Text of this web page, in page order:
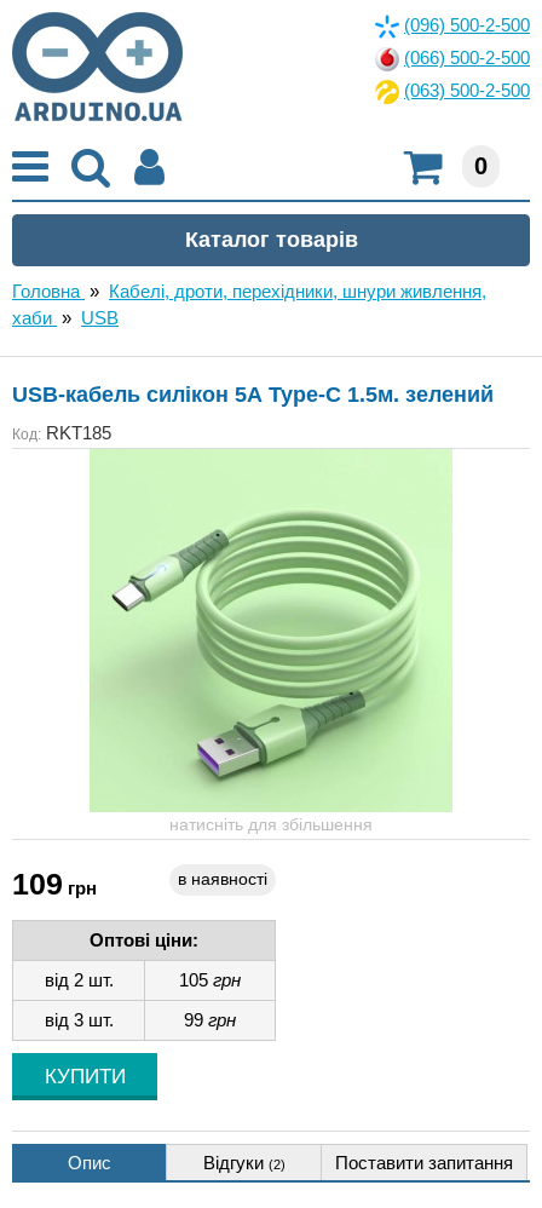
(096) 500-2-500
(066) 500-2-500
(063) 500-2-500
0
Головна » Кабелі, дроти, перехідники, шнури живлення,
хаби » USB
USB-кабель силікон 5А Type-C 1.5м. зелений
Код: RKT185
натисніть для збільшення
109 грн в наявності
Оптові ціни:
від 2 шт.
105 грн
від 3 шт.
99 грн
Опис Відгуки (2) Поставити запитання